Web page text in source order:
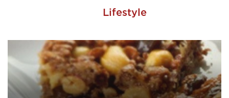
Lifestyle